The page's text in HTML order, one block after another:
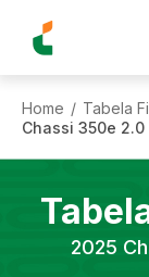
Home / Tabela
Chassi 350e
2025